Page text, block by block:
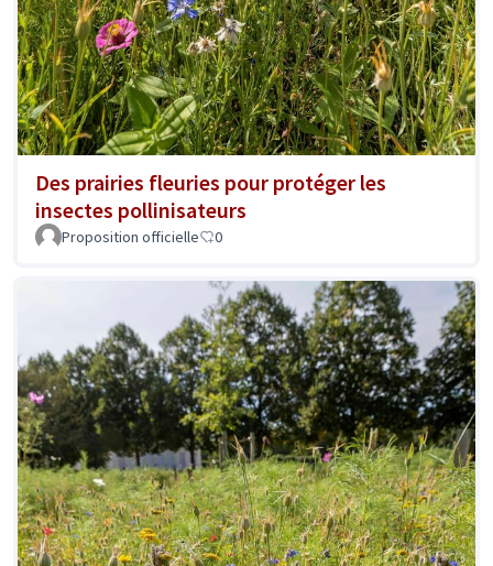
Des prairies fleuries pour protéger les
insectes pollinisateurs
Proposition officielle 0